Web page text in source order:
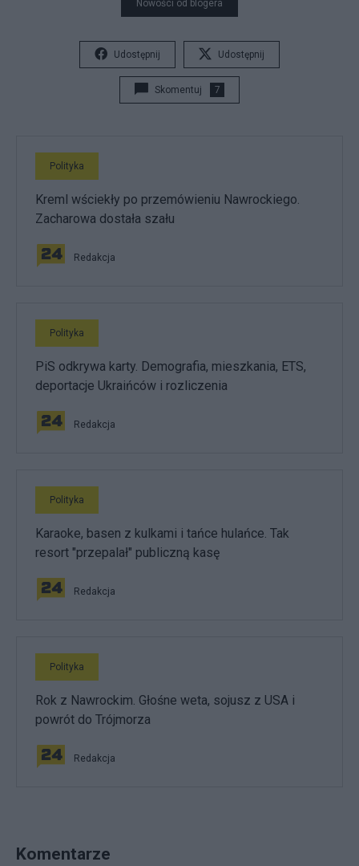
Nowości od blogera
Udostępnij Udostępnij
Skomentuj 7
Polityka
Kreml wściekły po przemówieniu Nawrockiego.
Zacharowa dostała szału
Redakcja
Polityka
PiS odkrywa karty. Demografia, mieszkania, ETS,
deportacje Ukraińców i rozliczenia
Redakcja
Polityka
Karaoke, basen z kulkami i tańce hulańce. Tak
resort "przepalał" publiczną kasę
Redakcja
Polityka
Rok z Nawrockim. Głośne weta, sojusz z USA i
powrót do Trójmorza
Redakcja
Komentarze